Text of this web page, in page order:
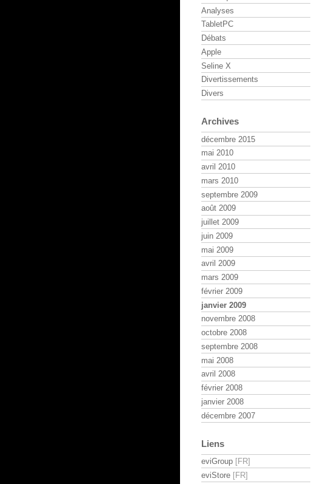
Analyses
TabletPC
Débats
Apple
Seline X
Divertissements
Divers
Archives
décembre 2015
mai 2010
avril 2010
mars 2010
septembre 2009
août 2009
juillet 2009
juin 2009
mai 2009
avril 2009
mars 2009
février 2009
janvier 2009
novembre 2008
octobre 2008
septembre 2008
mai 2008
avril 2008
février 2008
janvier 2008
décembre 2007
Liens
eviGroup
eviStore